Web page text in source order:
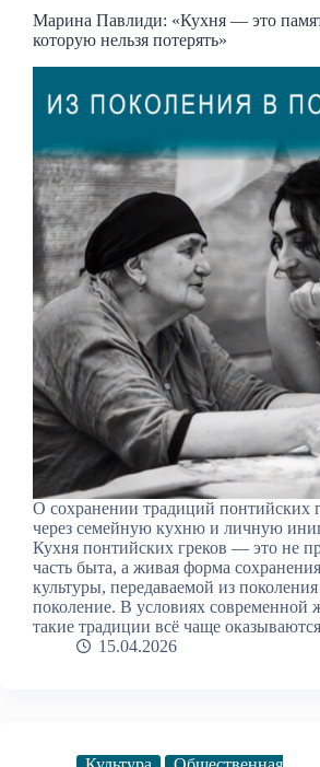
Марина Павлиди: «Кухня — это
которую нельзя потерять»
О сохранении традиций понтийских
через семейную кухню и личную
Кухня понтийских греков — это не
часть быта, а живая форма сохранения
культуры, передаваемой из поколения
поколение. В условиях современной
такие традиции всё чаще
15.04.2026